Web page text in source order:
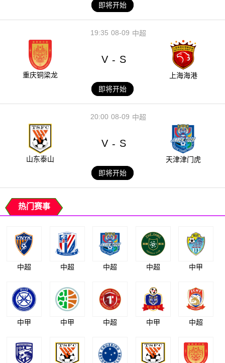
即将开始
08-09
19:35 中超
重庆铜梁龙
V - S
上海海港
即将开始
08-09
20:00 中超
山东泰山
V - S
天津津门虎
即将开始
热门赛事
中超 中超 中超 中超 中甲
中甲 中甲 中超 中甲 中超